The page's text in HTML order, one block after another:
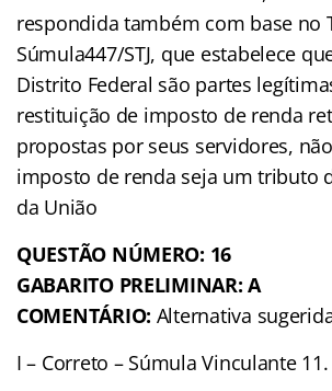
respondida também com base no
Súmula447/STJ, que estabelece
Distrito Federal são partes
restituição de imposto de renda
propostas por seus servidores,
imposto de renda seja um tributo
da União
QUESTÃO NÚMERO: 16
GABARITO PRELIMINAR: A
COMENTÁRIO: Alternativa
I – Correto – Súmula Vinculante 11.